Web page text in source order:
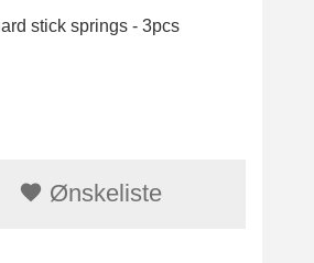
stick springs - 3pcs
Ønskeliste